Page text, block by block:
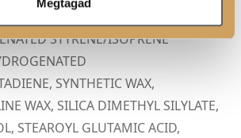
Megtagad
STYRENE/ISOPRENE
SYNTHETIC WAX,
WAX, SILICA DIMETHYL SILYLATE,
STEAROYL GLUTAMIC ACID,